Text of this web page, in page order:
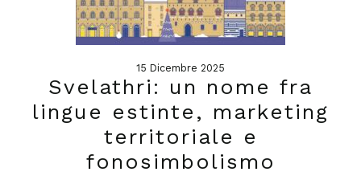
15 Dicembre 2025
Svelathri: un nome fra
lingue estinte, marketing
territoriale e
fonosimbolismo